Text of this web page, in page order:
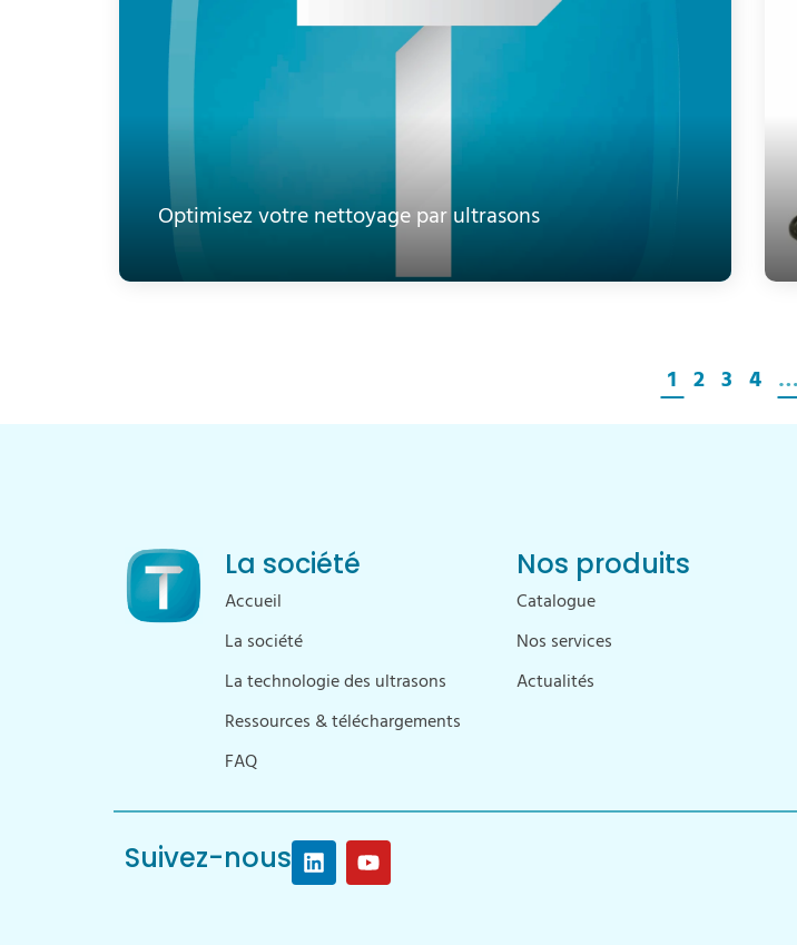
Optimisez votre nettoyage par ultrasons
1 2 3 4 …
La société
Accueil
La société
La technologie des ultrasons
Ressources & téléchargements
FAQ
Nos produits
Catalogue
Nos services
Actualités
Suivez-nous